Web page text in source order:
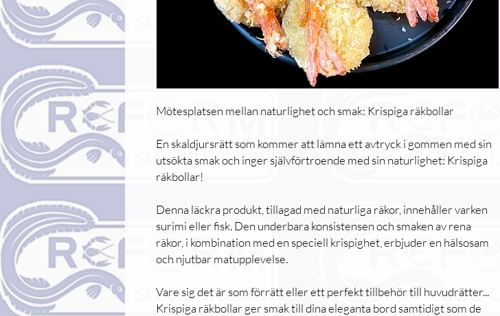
Mötesplatsen mellan naturlighet och smak: Krispiga räkbollar
En skaldjursrätt som kommer att lämna ett avtryck i gommen med sin
utsökta smak och inger självförtroende med sin naturlighet: Krispiga
räkbollar!
Denna läckra produkt, tillagad med naturliga räkor, innehåller varken
surimi eller fisk. Den underbara konsistensen och smaken av rena
räkor, i kombination med en speciell krispighet, erbjuder en hälsosam
och njutbar matupplevelse.
Vare sig det är som förrätt eller ett perfekt tillbehör till huvudrätter...
Krispiga räkbollar ger smak till dina eleganta bord samtidigt som de